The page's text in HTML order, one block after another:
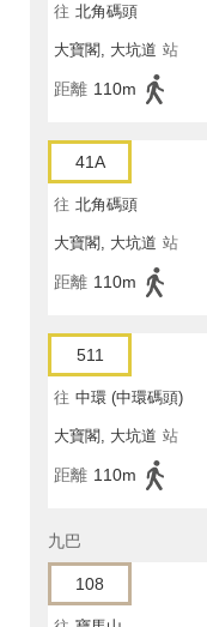
往 北角碼頭
大寶閣, 大坑道 站
距離 110m
41A
往 北角碼頭
大寶閣, 大坑道 站
距離 110m
511
往 中環 (中環碼頭)
大寶閣, 大坑道 站
距離 110m
九巴
108